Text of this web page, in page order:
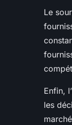
Le
Enfin,
les